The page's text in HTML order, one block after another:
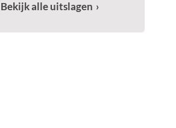
Bekijk alle uitslagen